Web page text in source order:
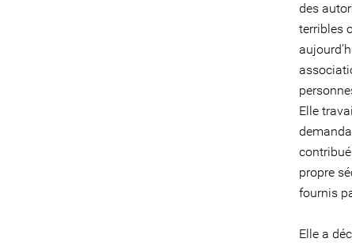
des
terribles
Elle
propre
fournis
Elle a